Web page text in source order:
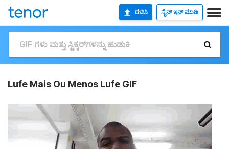
ರಚಿಸಿ ಸೈನ್ ಇನ್ ಮಾಡಿ
Lufe Mais Ou Menos Lufe GIF